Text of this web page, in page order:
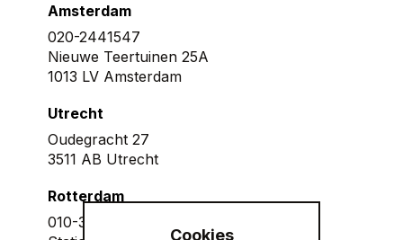
Amsterdam
020-2441547
Nieuwe Teertuinen 25A
1013 LV Amsterdam
Utrecht
Oudegracht 27
3511 AB Utrecht
Rotterdam
010-3075876
Cookies